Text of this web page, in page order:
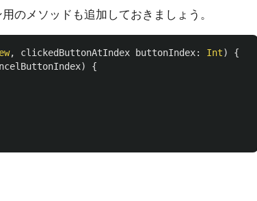
のメソッドも追加しておきましょう。
, clickedButtonAtIndex buttonIndex: Int)
{
)
{